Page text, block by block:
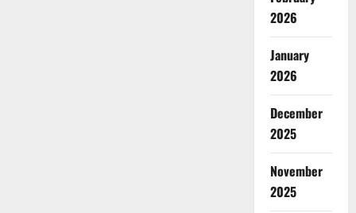
2026
January
2026
December
2025
November
2025